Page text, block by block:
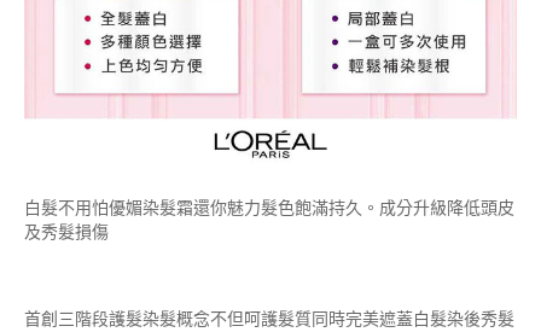
白髮不用怕優媚染髮霜還你魅力髮色飽滿持久。成分升級降低頭皮
及秀髮損傷
首創三階段護髮染髮概念不但呵護髮質同時完美遮蓋白髮染後秀髮